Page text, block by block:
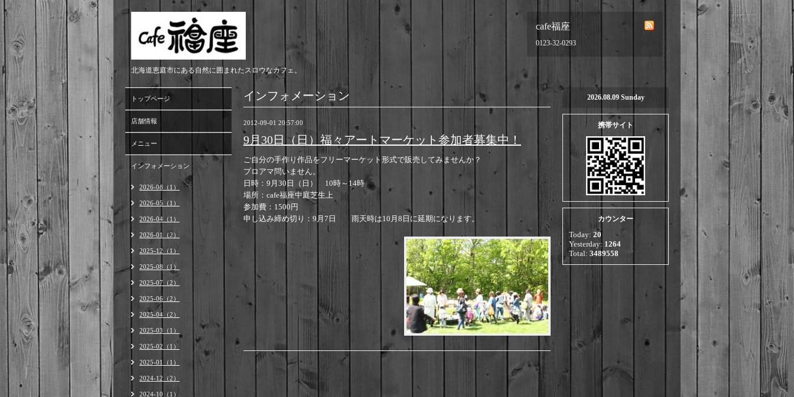
cafe福座
0123-32-0293
北海道恵庭市にある自然に囲まれたスロウなカフェ。
インフォメーション
2012-09-01 20:57:00
9月30日（日）福々アートマーケット参加者募集中！
ご自分の手作り作品をフリーマーケット形式で販売してみませんか？
プロアマ問いません。
日時：9月30日（日） 10時～14時
場所：cafe福座中庭芝生上
参加費：1500円
申し込み締め切り：9月7日 雨天時は10月8日に延期になります。
トップページ
店舗情報
メニュー
インフォメーション
2026-08（1）
2026-05（1）
2026-04（1）
2026-01（2）
2025-12（1）
2025-08（1）
2025-07（2）
2025-06（2）
2025-04（2）
2025-03（1）
2025-02（1）
2025-01（1）
2024-12（2）
2024-10（1）
2026.08.09 Sunday
携帯サイト
カウンター
Today: 20
Yesterday: 1264
Total: 3489558